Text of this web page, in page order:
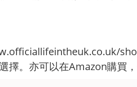
擇。亦可以在Amazon購買